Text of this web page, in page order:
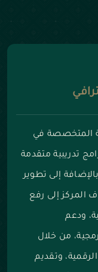
المتخصصة في
تدريبية متقدمة
إلى تطوير
المركز إلى رفع
ودعم
من خلال
وتقديم